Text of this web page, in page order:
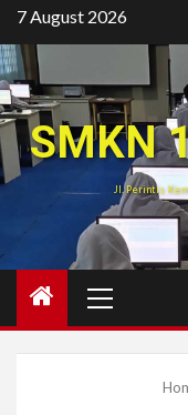
Skip
to
content
7 August 2026
SMKN
Jl. Perintis
Menu